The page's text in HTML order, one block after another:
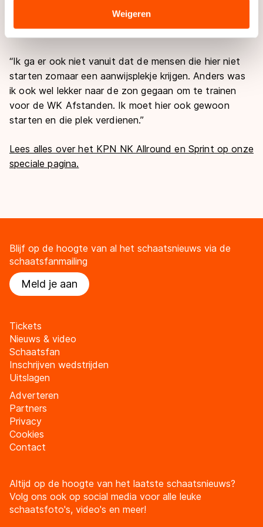
Sommige partners kunnen gegevens doorgeven aan
landen buiten de EU, zoals de VS, waar mogelijk geen
adequaat beschermingsniveau geldt volgens de GDPR.
overdracht. Meer informatie vindt u in ons
Weigeren
in Stavanger. Dat hij zich nog voor de wedstrijden in
Noorwegen moet plaatsen, is ook de grootste reden
om te starten in Thialf.
“Ik ga er ook niet vanuit dat de mensen die hier niet
starten zomaar een aanwijsplekje krijgen. Anders was
ik ook wel lekker naar de zon gegaan om te trainen
voor de WK Afstanden. Ik moet hier ook gewoon
starten en die plek verdienen.”
Lees alles over het KPN NK Allround en Sprint op onze
speciale pagina.
Blijf op de hoogte van al het schaatsnieuws via de
schaatsfanmailing
Meld je aan
Tickets
Nieuws & video
Schaatsfan
Inschrijven wedstrijden
Uitslagen
Adverteren
Partners
Privacy
Cookies
Contact
Altijd op de hoogte van het laatste schaatsnieuws?
Volg ons ook op social media voor alle leuke
schaatsfoto's, video's en meer!